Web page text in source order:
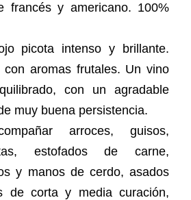
francés y americano. 100%
picota intenso y brillante.
con aromas frutales. Un vino
con un agradable
muy buena persistencia.
arroces, guisos,
estofados de carne,
y manos de cerdo, asados
de corta y media curación,